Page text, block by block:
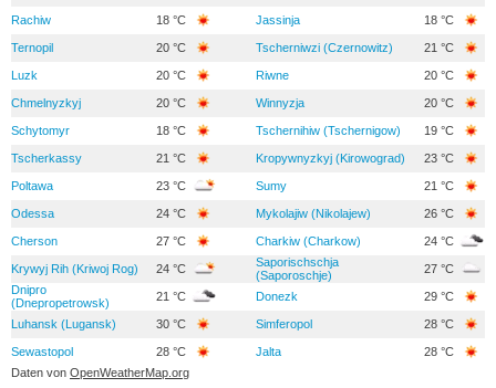
Rachiw 18 °C Jassinja 18 °C
Ternopil 20 °C Tscherniwzi (Czernowitz) 21 °C
Luzk 20 °C Riwne 20 °C
Chmelnyzkyj 20 °C Winnyzja 20 °C
Schytomyr 18 °C Tschernihiw (Tschernigow) 19 °C
Tscherkassy 21 °C Kropywnyzkyj (Kirowograd) 23 °C
Poltawa 23 °C Sumy 21 °C
Odessa 24 °C Mykolajiw (Nikolajew) 26 °C
Cherson 27 °C Charkiw (Charkow) 24 °C
Krywyj Rih (Kriwoj Rog) 24 °C
Saporischschja
(Saporoschje)
27 °C
Dnipro
(Dnepropetrowsk)
21 °C Donezk 29 °C
Luhansk (Lugansk) 30 °C Simferopol 28 °C
Sewastopol 28 °C Jalta
28 °C
Daten von OpenWeatherMap.org